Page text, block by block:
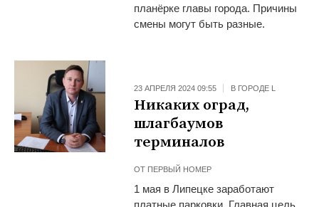
планёрке главы города. Причины
смены могут быть разные.
23 АПРЕЛЯ 2024 09:55 В ГОРОДЕ L
Никаких оград,
шлагбаумов
терминалов
ОТ ПЕРВЫЙ НОМЕР
1 мая в Липецке заработают